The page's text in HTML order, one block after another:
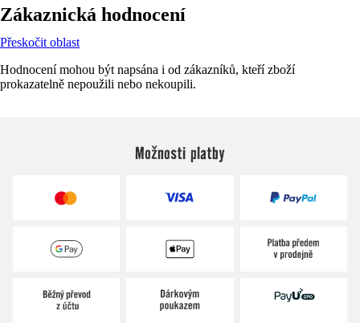
Zákaznická hodnocení
Přeskočit oblast
Hodnocení mohou být napsána i od zákazníků, kteří zboží
prokazatelně nepoužili nebo nekoupili.
Možnosti platby